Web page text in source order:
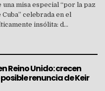
una misa especial “por la paz
celebrada en el
insólita: d...
Reino Unido: crecen
renuncia de Keir